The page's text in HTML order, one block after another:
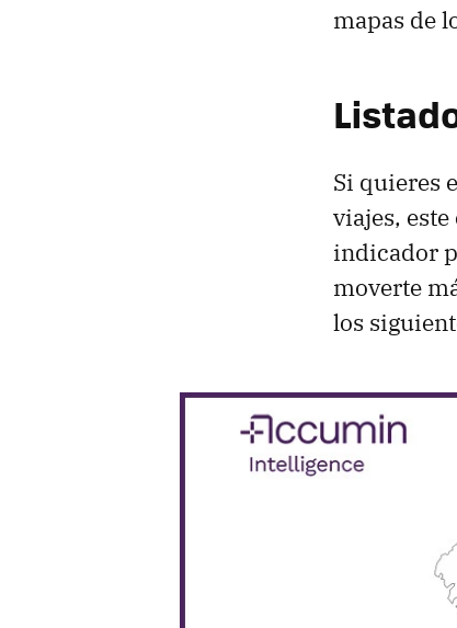
mapas de
Si quieres
viajes,
indicador
moverte
los